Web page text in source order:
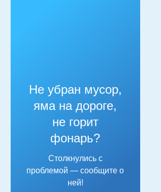
Не убран мусор,
яма на дороге,
не горит
фонарь?
Столкнулись с
проблемой — сообщите о
ней!